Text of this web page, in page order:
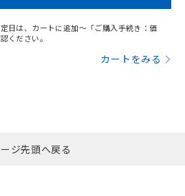
日は、カートに追加～「ご購入手続き：価
ください。
カートをみる
ジ先頭へ戻る